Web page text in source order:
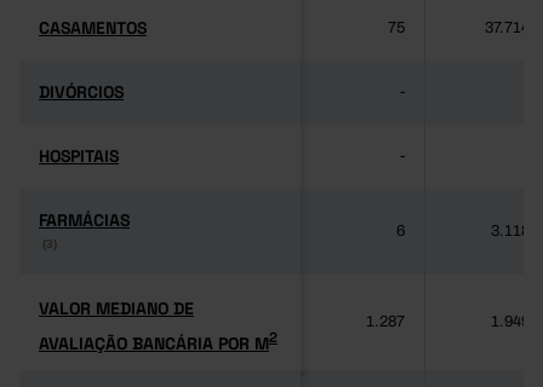
CASAMENTOS
CASAMENTOS 75 37.714
DIVÓRCIOS
DIVÓRCIOS -
HOSPITAIS
HOSPITAIS -
FARMÁCIAS
(3)
FARMÁCIAS
(3)
6 3.118
VALOR MEDIANO DE
AVALIAÇÃO BANCÁRIA POR M2
VALOR MEDIANO DE
AVALIAÇÃO BANCÁRIA POR M2
1.287 1.949